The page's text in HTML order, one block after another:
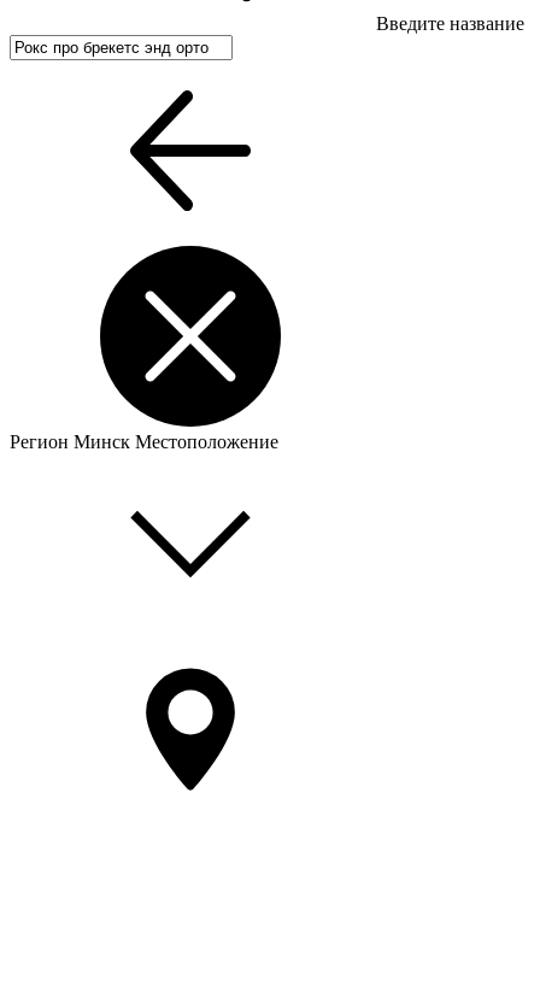
Введите название
Регион Минск Местоположение